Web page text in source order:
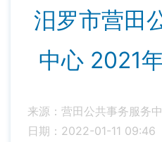
汨罗市营田
中心 2021
来源：营田公共事务服务
日期：2022-01-11 09:46